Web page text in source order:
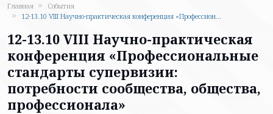
Главная
События
12-13.10 VIII Научно-практическая конференция «Профессион...
12-13.10 VIII Научно-практическая
конференция «Профессиональные
стандарты супервизии:
потребности сообщества, общества,
профессионала»